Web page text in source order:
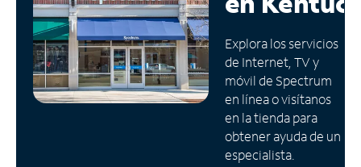
Administrar
cuenta
Encuentra
una
tienda
Explora los servicios
de Internet, TV y
móvil de Spectrum
en línea o visítanos
en la tienda para
obtener ayuda de un
especialista.